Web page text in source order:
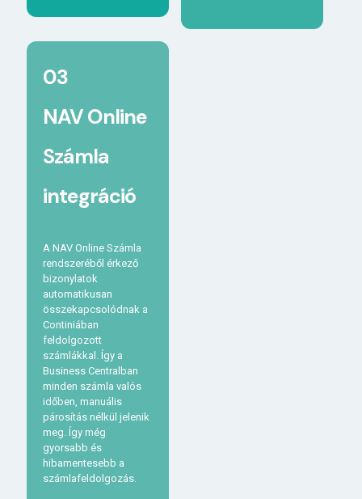
03
NAV Online
Számla
integráció
A NAV Online Számla
rendszeréből érkező
bizonylatok
automatikusan
összekapcsolódnak a
Continiában
feldolgozott
számlákkal. Így a
Business Centralban
minden számla valós
időben, manuális
párosítás nélkül jelenik
meg. Így még
gyorsabb és
hibamentesebb a
számlafeldolgozás.